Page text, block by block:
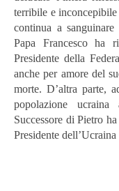
terribile e
continua a
Papa Francesco ha
Presidente della
anche per amore del
morte. D’altra parte,
popolazione
Successore di Pietro
Presidente dell’Ucraina